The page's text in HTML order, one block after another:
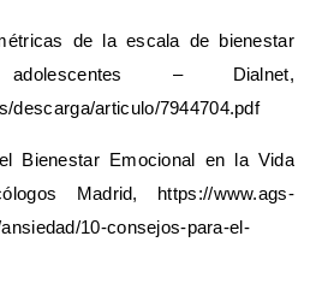
de la escala de bienestar
– Dialnet,
descarga/articulo/7944704.pdf
Bienestar Emocional en la Vida
Madrid, https://www.ags-
10-consejos-para-el-